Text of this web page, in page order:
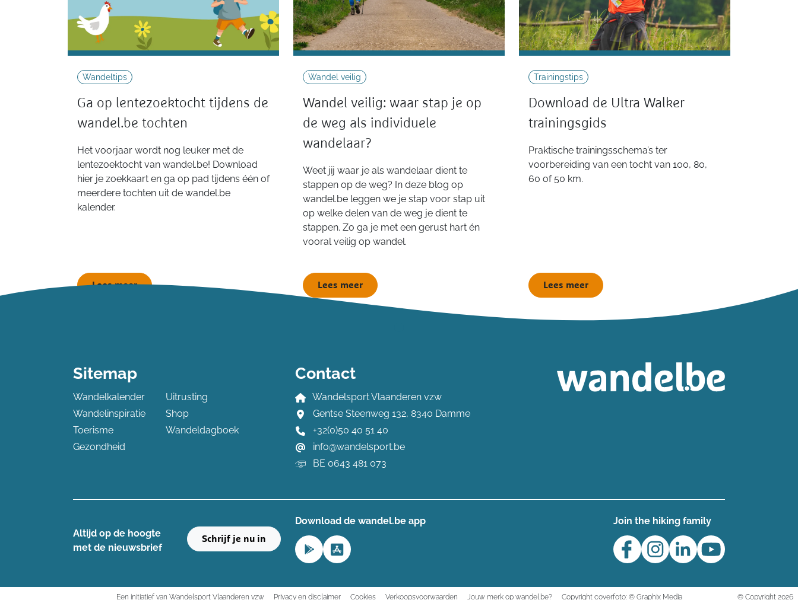
Wandeltips
Ga op lentezoektocht tijdens de
wandel.be tochten
Het voorjaar wordt nog leuker met de
lentezoektocht van wandel.be! Download
hier je zoekkaart en ga op pad tijdens één of
meerdere tochten uit de wandel.be
kalender.
Lees meer
Wandel veilig
Wandel veilig: waar stap je op
de weg als individuele
wandelaar?
Weet jij waar je als wandelaar dient te
stappen op de weg? In deze blog op
wandel.be leggen we je stap voor stap uit
op welke delen van de weg je dient te
stappen. Zo ga je met een gerust hart én
vooral veilig op wandel.
Lees meer
Trainingstips
Download de Ultra Walker
trainingsgids
Praktische trainingsschema’s ter
voorbereiding van een tocht van 100, 80,
60 of 50 km.
Lees meer
Sitemap
Wandelkalender
Wandelinspiratie
Toerisme
Gezondheid
Uitrusting
Shop
Wandeldagboek
Contact
Wandelsport Vlaanderen vzw
Gentse Steenweg 132, 8340 Damme
+32(0)50 40 51 40
info@wandelsport.be
BE 0643 481 073
Altijd op de hoogte ​
met de nieuwsbrief
Schrijf je nu in
Download de wandel.be app Join the hiking family
Een initiatief van Wandelsport Vlaanderen vzw Privacy en disclaimer Cookies Verkoopsvoorwaarden Jouw merk op wandel.be? Copyright coverfoto: © Graphix Media © Copyright 2026